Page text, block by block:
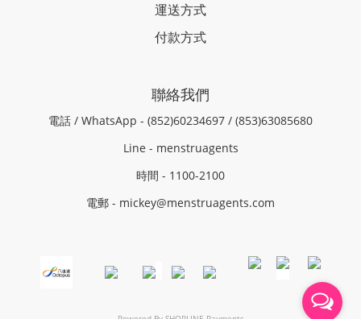
運送方式
付款方式
聯絡我們
電話 / WhatsApp - (852)60234697 / (853)63085680
Line - menstruagents
時間 - 1100-2100
電郵 - mickey@menstruagents.com